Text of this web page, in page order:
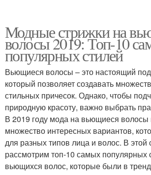
Модные стрижки на
волосы 2019: Топ-10
популярных стилей
Вьющиеся волосы – это настоящий
который позволяет создавать
стильных причесок. Однако, чтобы
природную красоту, важно выбрать
В 2019 году мода на вьющиеся
множество интересных вариантов,
для разных типов лица и волос. В этой
рассмотрим топ-10 самых популярных
вьющихся волос, которые были в